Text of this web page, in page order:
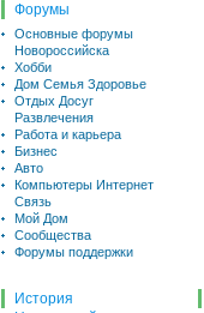
Форумы
Основные форумы
Новороссийска
Хобби
Дом Семья Здоровье
Отдых Досуг
Развлечения
Работа и карьера
Бизнес
Авто
Компьютеры Интернет
Связь
Мой Дом
Сообщества
Форумы поддержки
История